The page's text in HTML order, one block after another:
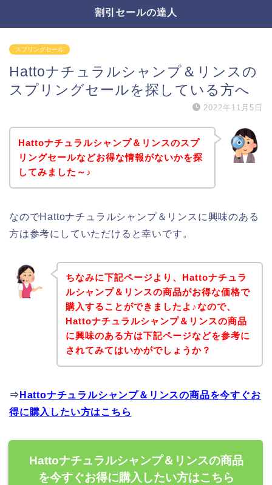
割引セールの達人
スプリングセール
Hattoナチュラルシャンプ＆リンスの
スプリングセールを探している方へ
2022年11月5日
Hattoナチュラルシャンプ＆リンスのスプ
リングセールなどお得な情報がないかを探
してみました～♪
なのでHattoナチュラルシャンプ＆リンスに興味のある
方は参考にしていただけると幸いです。
ちなみに下記ページより、Hattoナチュラ
ルシャンプ＆リンスの商品がお得な価格で
購入することができましたよ♪なので、
Hattoナチュラルシャンプ＆リンスの商品
に興味のある方は下記ページなどを参考に
されてみてはいかがでしょうか？
⇒ Hattoナチュラルシャンプ＆リンスの商品を今すぐお
得に購入したい方はこちら
Hattoナチュラルシャンプ＆リンスの商品
を今すぐお得に購入したい方はこちら